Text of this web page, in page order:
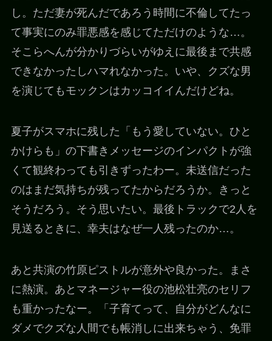
し。ただ妻が死んだであろう時間に不倫してたっ
て事実にのみ罪悪感を感じてただけのような…。
そこらへんが分かりづらいがゆえに最後まで共感
できなかったしハマれなかった。いや、クズな男
を演じてもモックンはカッコイイんだけどね。
夏子がスマホに残した「もう愛していない。ひと
かけらも」の下書きメッセージのインパクトが強
くて観終わっても引きずったわー。未送信だった
のはまだ気持ちが残ってたからだろうか。きっと
そうだろう。そう思いたい。最後トラックで2人を
見送るときに、幸夫はなぜ一人残ったのか…。
あと共演の竹原ピストルが意外や良かった。まさ
に熱演。あとマネージャー役の池松壮亮のセリフ
も重かったなー。「子育てって、自分がどんなに
ダメでクズな人間でも帳消しに出来ちゃう、免罪